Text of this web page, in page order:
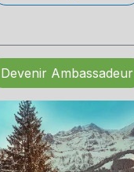
Devenir Ambassadeur